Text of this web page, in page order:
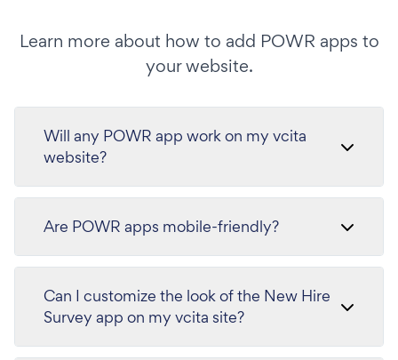
Learn more about how to add POWR apps to
your website.
Will any POWR app work on my vcita
website?
Are POWR apps mobile-friendly?
Can I customize the look of the New Hire
Survey app on my vcita site?